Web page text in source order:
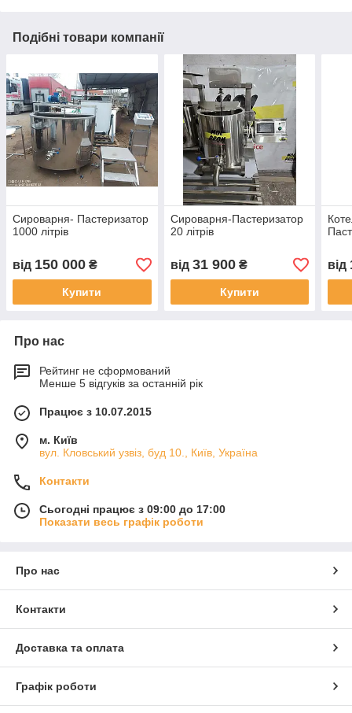
Подібні товари компанії
Сироварня- Пастеризатор
1000 літрів
від 150 000 ₴
Купити
Сироварня-Пастеризатор
20 літрів
від 31 900₴
Купити
від
Про нас
Рейтинг не сформований
Менше 5 відгуків за останній рік
Працює з 10.07.2015
м. Київ
вул. Кловський узвіз, буд 10., Київ, Україна
Контакти
Сьогодні працює з 09:00 до 17:00
Показати весь графік роботи
Про нас
Контакти
Доставка та оплата
Графік роботи